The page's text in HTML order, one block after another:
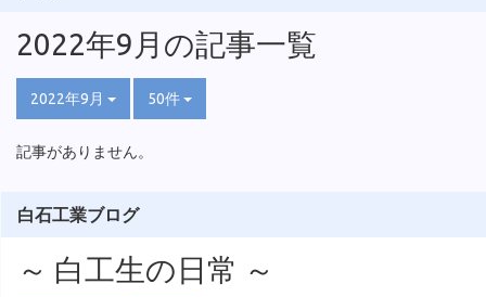
2022年9月の記事一覧
2022年9月 50件
記事がありません。
白石工業ブログ
～ 白工生の日常 ～